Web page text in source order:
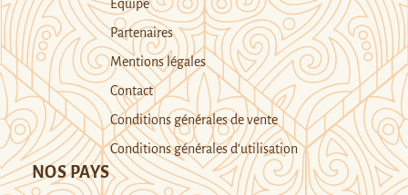
Equipe
Partenaires
Mentions légales
Contact
Conditions générales de vente
Conditions générales d’utilisation
NOS PAYS